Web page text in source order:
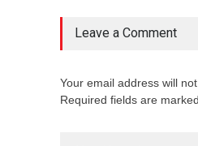
Leave a Comment
Your email address will
Required fields are